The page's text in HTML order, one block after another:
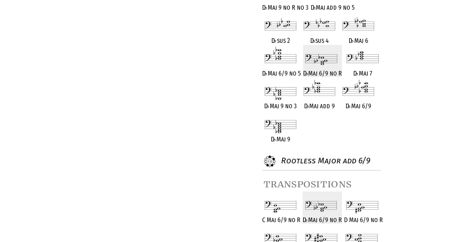
D♭Maj 9 no R no 3 D♭Maj add 9 no 5
D♭sus 2 D♭sus 4 D♭Maj 6
D♭Maj 6/9 no 5 D♭Maj 6/9 no R D♭Maj 7
D♭Maj 9 no 3 D♭Maj add 9 D♭Maj 6/9
D♭Maj 9
Rootless Major add 6/9
transpositions
C Maj 6/9 no R D♭Maj 6/9 no R D Maj 6/9 no R